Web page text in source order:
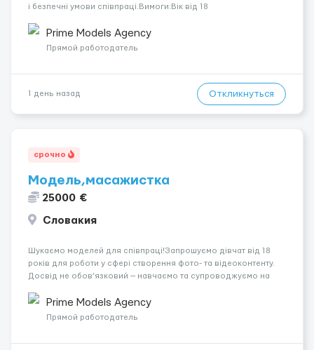
і безпечні умови співпраці.Вимоги:Вік від 18
розвиватися.Досвід не обов’язковий.Якщо вас зацікавила
вакансія — залишайте відгук, і ми зв’яжемося ...
Prime Models Agency
Прямой работодатель
1 день назад Откликнуться
срочно
Модель,масажистка
25000 €
Словакия
Шукаємо моделей для співпраці!Запрошуємо дівчат від 18
років для роботи у сфері створення фото- та відеоконтенту.
Досвід не обов’язковий — навчаємо та супроводжуємо на
конфіденційність і професійну підтримку. Працюємо офіційно,
поважаємо особ...
Prime Models Agency
Прямой работодатель